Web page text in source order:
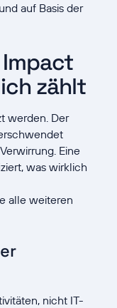
auf Basis der
zählt
werden. Der
Eine
was wirklich
alle weiteren
nicht IT-